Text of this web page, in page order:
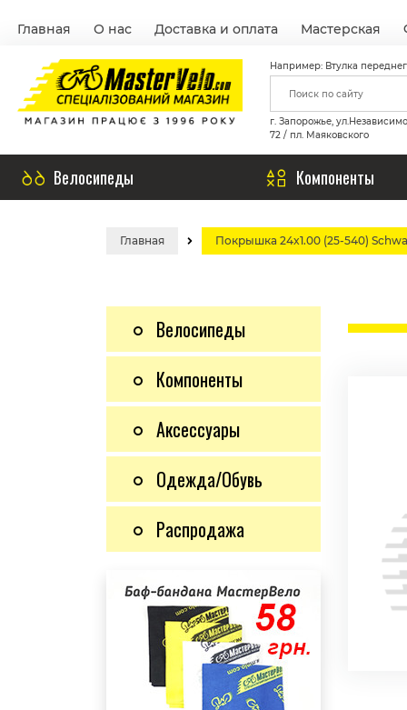
Главная О нас Доставка и оплата Мастерская
Например: Втулка
г. Запорожье,
72 / пл. Маяковского
Велосипеды Компоненты
Главная Покрышка 24x1.00 (25-540)
Велосипеды
Компоненты
Аксессуары
Одежда/Обувь
Распродажа